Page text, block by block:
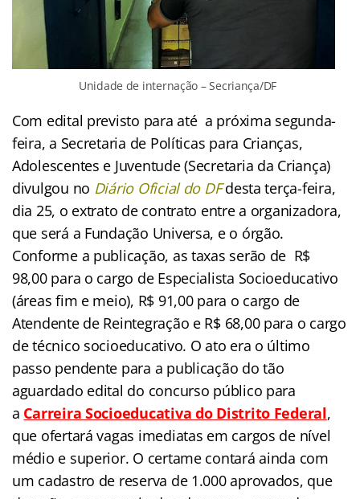
Unidade de internação – Secriança/DF
Com edital previsto para até a próxima segunda-
feira, a Secretaria de Políticas para Crianças,
Adolescentes e Juventude (Secretaria da Criança)
divulgou no Diário Oficial do DF desta terça-feira,
dia 25, o extrato de contrato entre a organizadora,
que será a Fundação Universa, e o órgão.
Conforme a publicação, as taxas serão de R$
98,00 para o cargo de Especialista Socioeducativo
(áreas fim e meio), R$ 91,00 para o cargo de
Atendente de Reintegração e R$ 68,00 para o cargo
de técnico socioeducativo. O ato era o último
passo pendente para a publicação do tão
aguardado edital do concurso público para
a Carreira Socioeducativa do Distrito Federal,
que ofertará vagas imediatas em cargos de nível
médio e superior. O certame contará ainda com
um cadastro de reserva de 1.000 aprovados, que